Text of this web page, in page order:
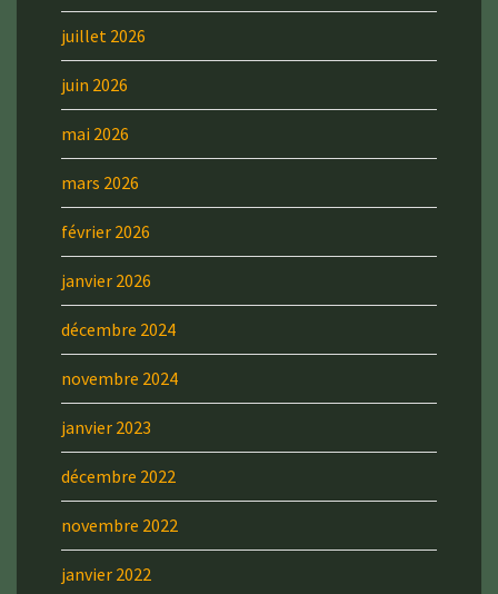
juillet 2026
juin 2026
mai 2026
mars 2026
février 2026
janvier 2026
décembre 2024
novembre 2024
janvier 2023
décembre 2022
novembre 2022
janvier 2022